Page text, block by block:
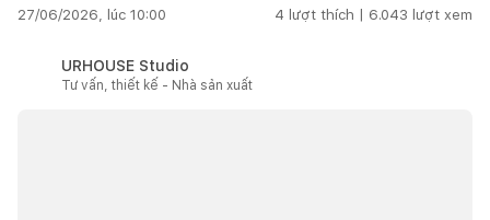
27/06/2026, lúc 10:00 4 lượt thích | 6.043 lượt xem
URHOUSE Studio
Tư vấn, thiết kế - Nhà sản xuất